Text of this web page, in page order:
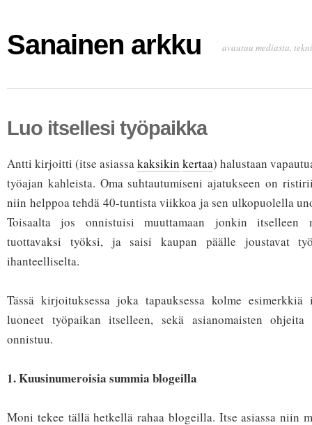
Sanainen arkku avautuu mediasta,
Luo itsellesi työpaikka
Antti kirjoitti (itse asiassakaksikin kertaa) halustaan
työajan kahleista. Oma suhtautumiseni ajatukseen on
niin helppoa tehdä 40-tuntista viikkoa ja sen ulkopuolella
Toisaalta jos onnistuisi muuttamaan jonkin itselleen
tuottavaksi työksi, ja saisi kaupan päälle joustavat
ihanteelliselta.
Tässä kirjoituksessa joka tapauksessa kolme
luoneet työpaikan itselleen, sekä asianomaisten
onnistuu.
1. Kuusinumeroisia summia blogeilla
Moni tekee tällä hetkellä rahaa blogeilla. Itse asiassa niin